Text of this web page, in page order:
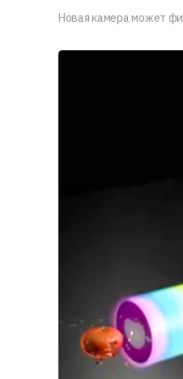
Новая камера может